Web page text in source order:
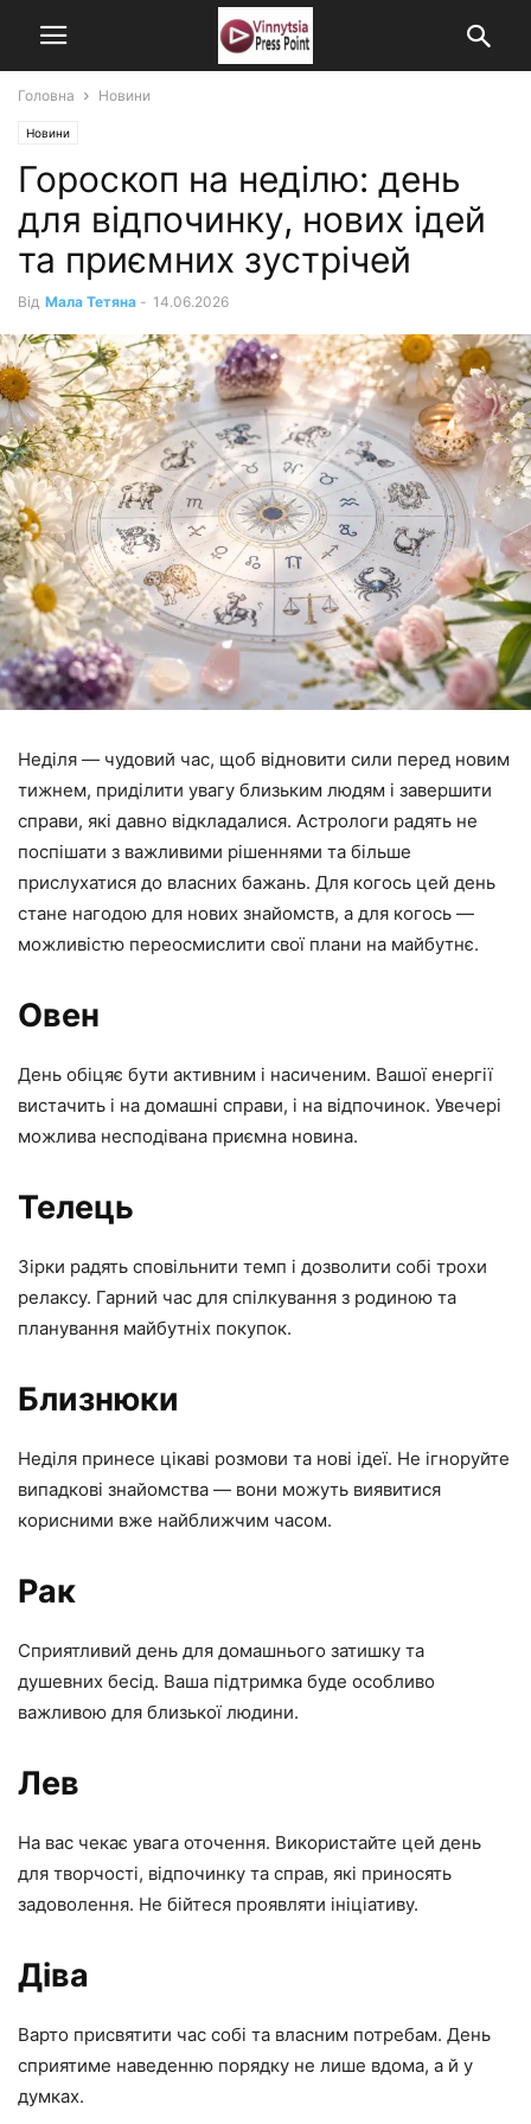
Головна Новини
Новини
Гороскоп на неділю: день
для відпочинку, нових ідей
та приємних зустрічей
Від Мала Тетяна - 14.06.2026
Неділя — чудовий час, щоб відновити сили перед новим
тижнем, приділити увагу близьким людям і завершити
справи, які давно відкладалися. Астрологи радять не
поспішати з важливими рішеннями та більше
прислухатися до власних бажань. Для когось цей день
стане нагодою для нових знайомств, а для когось —
можливістю переосмислити свої плани на майбутнє.
Овен
День обіцяє бути активним і насиченим. Вашої енергії
вистачить і на домашні справи, і на відпочинок. Увечері
можлива несподівана приємна новина.
Телець
Зірки радять сповільнити темп і дозволити собі трохи
релаксу. Гарний час для спілкування з родиною та
планування майбутніх покупок.
Близнюки
Неділя принесе цікаві розмови та нові ідеї. Не ігноруйте
випадкові знайомства — вони можуть виявитися
корисними вже найближчим часом.
Рак
Сприятливий день для домашнього затишку та
душевних бесід. Ваша підтримка буде особливо
важливою для близької людини.
Лев
На вас чекає увага оточення. Використайте цей день
для творчості, відпочинку та справ, які приносять
задоволення. Не бійтеся проявляти ініціативу.
Діва
Варто присвятити час собі та власним потребам. День
сприятиме наведенню порядку не лише вдома, а й у
думках.